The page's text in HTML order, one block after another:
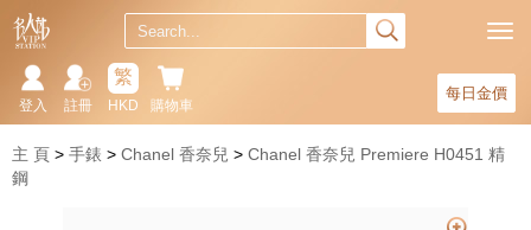
每日金價
購物車
繁
HKD
註冊
登入
主 頁 手錶 Chanel 香奈兒
Chanel 香奈兒 Premiere H0451 精
鋼